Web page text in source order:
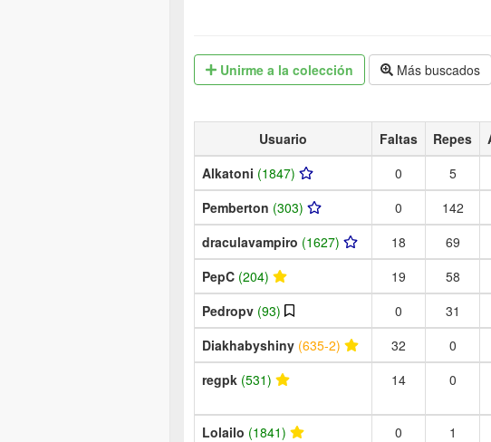
Unirme a la colección Más buscados
Usuario Faltas Repes
Alkatoni (1847) 0 5
Pemberton (303) 0 142
draculavampiro (1627) 18 69
PepC (204) 19 58
Pedropv (93) 0 31
Diakhabyshiny (635-2) 32 0
regpk (531) 14 0
Lolailo (1841) 0 1